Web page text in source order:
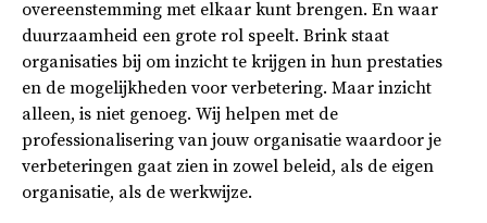
overeenstemming met elkaar kunt brengen. En waar
duurzaamheid een grote rol speelt. Brink staat
organisaties bij om inzicht te krijgen in hun prestaties
en de mogelijkheden voor verbetering. Maar inzicht
alleen, is niet genoeg. Wij helpen met de
professionalisering van jouw organisatie waardoor je
verbeteringen gaat zien in zowel beleid, als de eigen
organisatie, als de werkwijze.